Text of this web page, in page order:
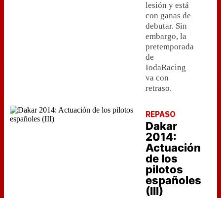
lesión y está
con ganas de
debutar. Sin
embargo, la
pretemporada
de
IodaRacing
va con
retraso.
REPASO
Dakar
2014:
Actuación
de los
pilotos
españoles
(III)